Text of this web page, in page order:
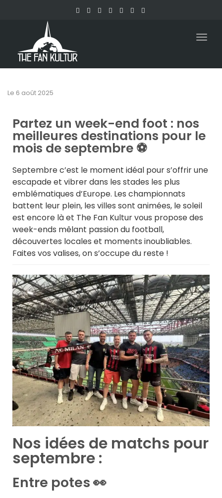
Le 6 août 2025
Partez un week-end foot : nos
meilleures destinations pour le
mois de septembre ⚽
Septembre c’est le moment idéal pour s’offrir une
escapade et vibrer dans les stades les plus
emblématiques d’Europe. Les championnats
battent leur plein, les villes sont animées, le soleil
est encore là et The Fan Kultur vous propose des
week-ends mêlant passion du football,
découvertes locales et moments inoubliables.
Faites vos valises, on s’occupe du reste !
Nos idées de matchs pour
septembre :
Entre potes 👀